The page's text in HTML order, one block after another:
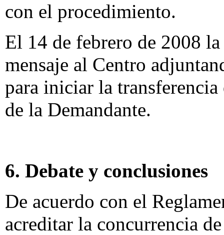
con el procedimiento.
El 14 de febrero de 2008
mensaje al Centro
para iniciar la
de la Demandante.
6. Debate y conclusiones
De acuerdo con el
acreditar la concurrencia